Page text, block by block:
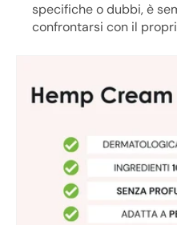
specifiche o dubbi, è
confrontarsi con il